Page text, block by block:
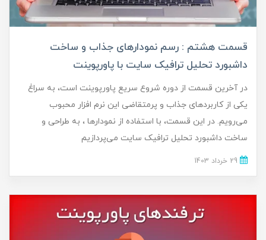
قسمت هشتم : رسم نمودارهای جذاب و ساخت
داشبورد تحلیل ترافیک سایت با پاورپوینت
در آخرین قسمت از دوره شروع سریع پاورپوینت است، به سراغ
یکی از کاربردهای جذاب و پرمتقاضی این نرم افزار محبوب
می‌رویم. در این قسمت، با استفاده از نمودارها ، به طراحی و
ساخت داشبورد تحلیل ترافیک سایت می‌پردازیم